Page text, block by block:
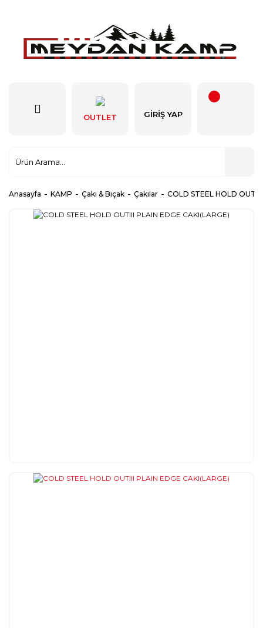
OUTLET GIRIŞ YAP
Anasayfa KAMP Çakı & Bıçak Çakılar COLD STEEL HOLD